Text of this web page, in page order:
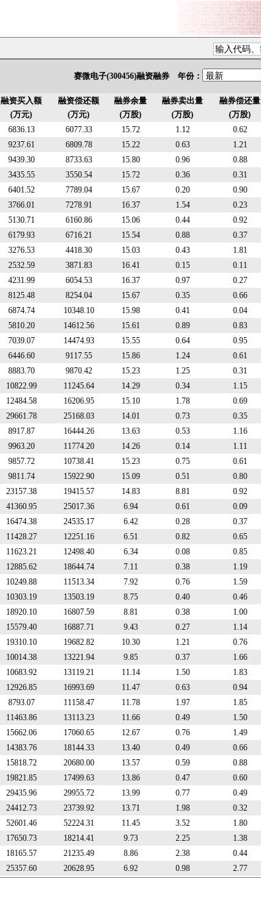
赛微电子(300456)融资融券 年份：
融资买入额
(万元)
融资偿还额
(万元)
融券余量
(万股)
融券卖出量
(万股)
融券偿还量
(万股)
6836.13 6077.33 15.72 1.12 0.62
9237.61 6809.78 15.22 0.63 1.21
9439.30 8733.63 15.80 0.96 0.88
3435.55 3550.54 15.72 0.36 0.31
6401.52 7789.04 15.67 0.20 0.90
3766.01 7278.91 16.37 1.54 0.23
5130.71 6160.86 15.06 0.44 0.92
6179.93 6716.21 15.54 0.88 0.37
3276.53 4418.30 15.03 0.43 1.81
2532.59 3871.83 16.41 0.15 0.11
4231.99 6054.53 16.37 0.97 0.27
8125.48 8254.04 15.67 0.35 0.66
6874.74 10348.10 15.98 0.41 0.04
5810.20 14612.56 15.61 0.89 0.83
7039.07 14474.93 15.55 0.64 0.95
6446.60 9117.55 15.86 1.24 0.61
8883.70 9870.42 15.23 1.25 0.31
10822.99 11245.64 14.29 0.34 1.15
12484.58 16206.95 15.10 1.78 0.69
29661.78 25168.03 14.01 0.73 0.35
8917.87 16444.26 13.63 0.53 1.16
9963.20 11774.20 14.26 0.14 1.11
9857.72 10738.41 15.23 0.75 0.61
9811.74 15922.90 15.09 0.51 0.80
23157.38 19415.57 14.83 8.81 0.92
41360.95 25017.36 6.94 0.61 0.09
16474.38 24535.17 6.42 0.28 0.37
11428.27 12251.16 6.51 0.82 0.65
11623.21 12498.40 6.34 0.08 0.85
12885.62 18644.74 7.11 0.38 1.19
10249.88 11513.34 7.92 0.76 1.59
10303.19 13503.19 8.75 0.40 0.46
18920.10 16807.59 8.81 0.38 1.00
15579.40 16887.71 9.43 0.27 1.14
19310.10 19682.82 10.30 1.21 0.76
10014.38 13221.94 9.85 0.37 1.66
10683.92 13119.21 11.14 1.50 1.83
12926.85 16993.69 11.47 0.63 0.94
8793.07 11158.47 11.78 1.97 1.85
11463.86 13113.23 11.66 0.49 1.50
15662.06 17060.65 12.67 0.76 1.49
14383.76 18144.33 13.40 0.49 0.66
15818.72 20680.00 13.57 0.59 0.88
19821.85 17499.63 13.86 0.47 0.60
29435.96 29955.72 13.99 0.77 0.49
24412.73 23739.92 13.71 1.98 0.32
52601.46 52224.31 11.45 3.52 1.80
17650.73 18214.41 9.73 2.25 1.38
18165.57 21235.49 8.86 2.38 0.44
25357.60 20628.95 6.92 0.98 2.77